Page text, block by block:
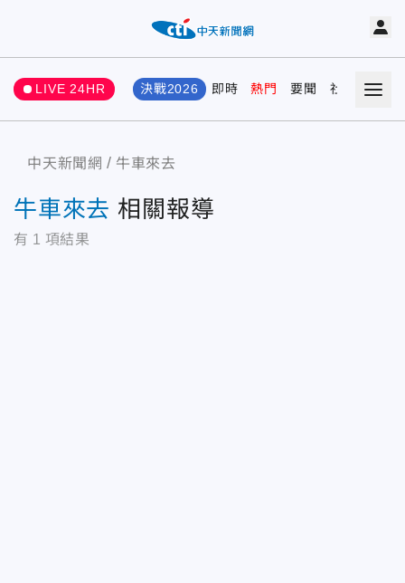
LIVE 24HR 決戰2026 即時 熱門 要聞 社會 娛樂
中天新聞網 牛車來去
牛車來去 相關報導
有 1 項結果